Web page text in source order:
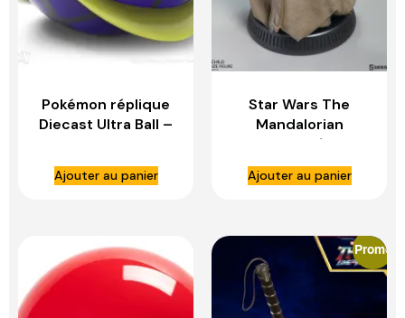
Pokémon réplique
Diecast Ultra Ball –
Ajouter au panier
Star Wars The
Mandalorian
statuette 1/1 The
Child – SIDESHOW
COLLECTIBLES
Ajouter au panier
Promo